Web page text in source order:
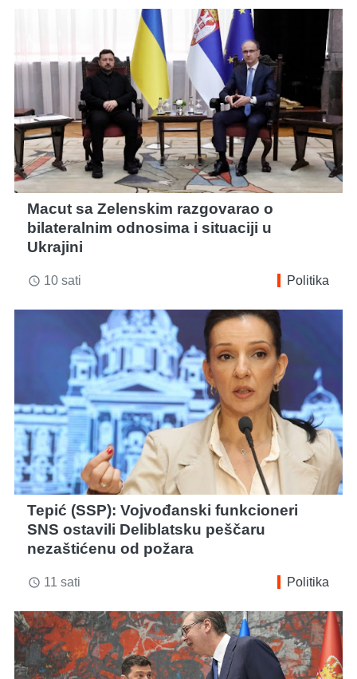
Macut sa Zelenskim razgovarao o
bilateralnim odnosima i situaciji u
Ukrajini
access_time 10 sati Politika
Tepić (SSP): Vojvođanski funkcioneri
SNS ostavili Deliblatsku peščaru
nezaštićenu od požara
access_time 11 sati Politika